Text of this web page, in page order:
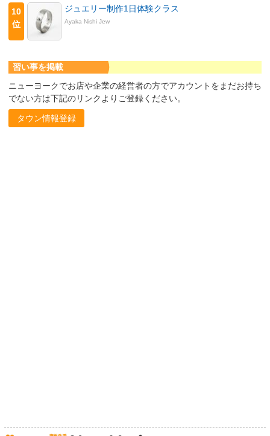
10
位
ジュエリー制作1日体験クラス
Ayaka Nishi Jew
習い事を掲載
ニューヨークでお店や企業の経営者の方でアカウントをまだお持ち
でない方は下記のリンクよりご登録ください。
タウン情報登録